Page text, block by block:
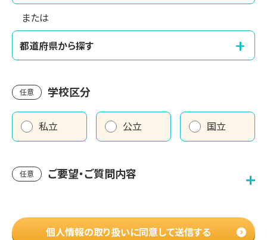
または
都道府県から探す
+
任意 学校区分
私立 公立 国立
任意 ご要望・ご質問内容
個人情報の取り扱いに同意して送信する